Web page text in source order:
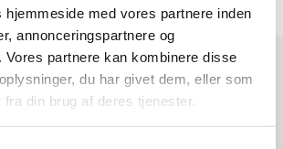
hjemmeside med vores partnere inden
annonceringspartnere og
Vores partnere kan kombinere disse
du har givet dem, eller som
din brug af deres tjenester.
købte også